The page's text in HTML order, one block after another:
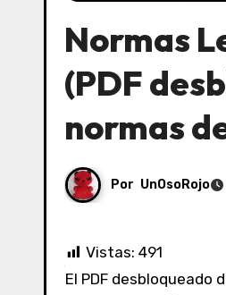
Normas
(PDF
normas
Por UnOsoRojo
Vistas: 491
El PDF desbloqueado del boletín de Normas Legales de El Peruano del 04/10/2014 lo puedes ver y consultar acá